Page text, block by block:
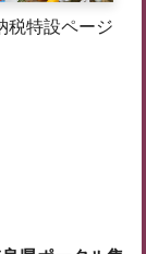
税特設ページ